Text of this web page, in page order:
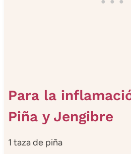
Para la
Piña y Jengibre
1 taza de piña